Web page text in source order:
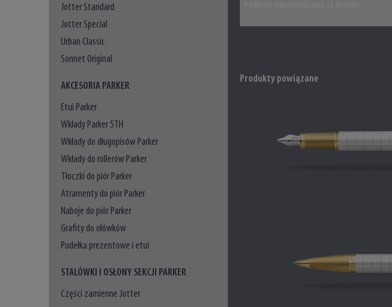
Jotter Standard
Jotter Special
Urban Classic
Sonnet Original
AKCESORIA PARKER
Etui Parker
Wkłady Parker 5TH
Wkłady do długopisów Parker
Wkłady do rollerów Parker
Tłoczki do piór Parker
Atramenty do piór Parker
Naboje do piór Parker
Grafity do ołówków
Pudełka prezentowe i etui
STALÓWKI I OSŁONY SEKCJI PARKER
Części zamienne Jotter
Produkty powiązane